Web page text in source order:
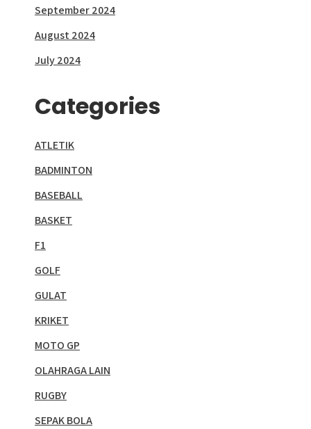
September 2024
August 2024
July 2024
Categories
ATLETIK
BADMINTON
BASEBALL
BASKET
F1
GOLF
GULAT
KRIKET
MOTO GP
OLAHRAGA LAIN
RUGBY
SEPAK BOLA